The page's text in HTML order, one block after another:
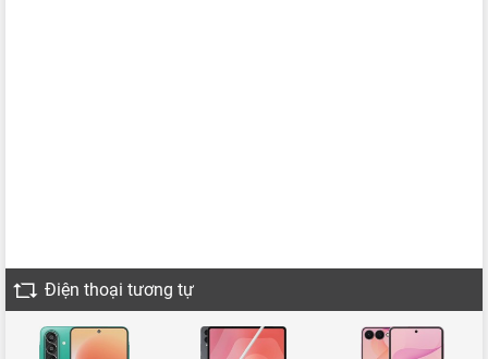
Điện thoại tương tự